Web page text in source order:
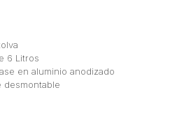
6 Litros
en aluminio anodizado
desmontable